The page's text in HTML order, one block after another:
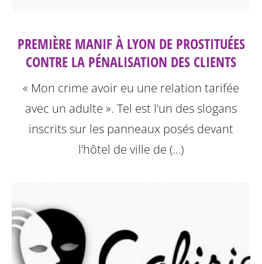
PREMIÈRE MANIF À LYON DE PROSTITUÉES
CONTRE LA PÉNALISATION DES CLIENTS
« Mon crime avoir eu une relation tarifée
avec un adulte ». Tel est l’un des slogans
inscrits sur les panneaux posés devant
l’hôtel de ville de (…)